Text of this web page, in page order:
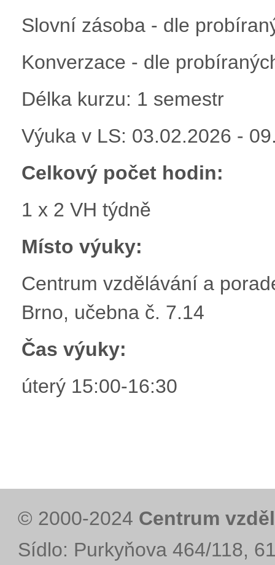
Slovní zásoba - dle
Konverzace - dle
Délka kurzu: 1 semestr
Výuka v LS: 03.02.2026 -
Celkový počet hodin:
1 x 2 VH týdně
Místo výuky:
Centrum vzdělávání a
Brno, učebna č. 7.14
Čas výuky:
úterý 15:00-16:30
© 2000-2024 Centrum
Sídlo: Purkyňova 464/118,